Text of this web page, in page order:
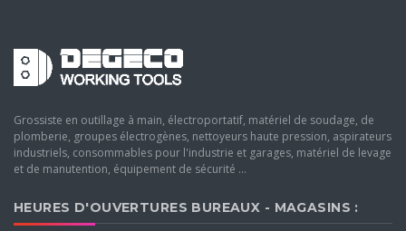
Grossiste en outillage à main, électroportatif, matériel de soudage, de
plomberie, groupes électrogènes, nettoyeurs haute pression, aspirateurs
industriels, consommables pour l'industrie et garages, matériel de levage
et de manutention, équipement de sécurité ...
HEURES D'OUVERTURES BUREAUX - MAGASINS :